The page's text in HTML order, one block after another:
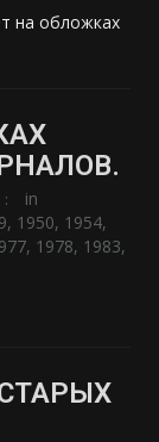
на обложках
in
, 1950, 1954,
, 1978, 1983,